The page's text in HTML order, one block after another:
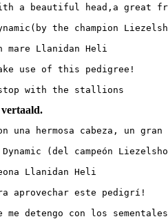
a beautiful head,a great
the champion
mare Llanidan Heli
use of this pedigree!
with the stallions
una hermosa cabeza, un
(del campeón
Llanidan Heli
aprovechar este pedigrí!
detengo con los sementales